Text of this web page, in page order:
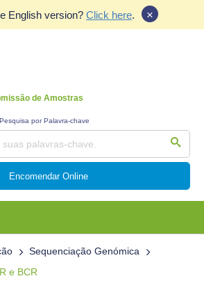
English version? Click here. ×
de Amostras
Pesquisa por Palavra-chave
Encomendar Online
Sequenciação Genómica
e BCR